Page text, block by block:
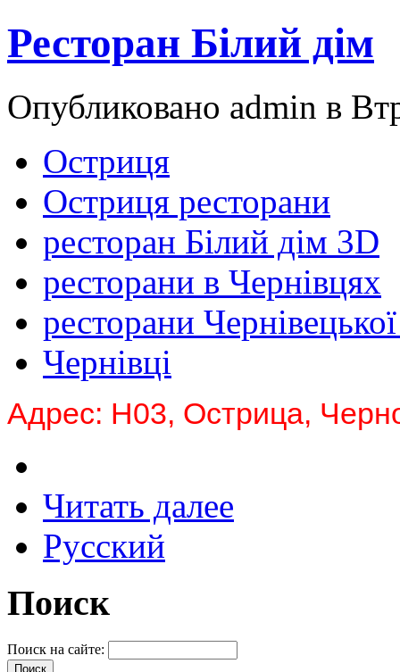
Ресторан Білий дім
Опубликовано admin в
Остриця
Остриця ресторани
ресторан Білий дім 3D
ресторани в Чернівцях
ресторани
Чернівці
Адрес: Н03, Острица,
Читать далее
Русский
Поиск
Поиск на сайте: